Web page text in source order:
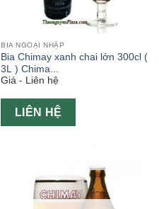
BIA NGOẠI NHẬP
Bia Chimay xanh chai lớn 300cl (
3L ) Chima...
Giá - Liên hệ
LIÊN HỆ